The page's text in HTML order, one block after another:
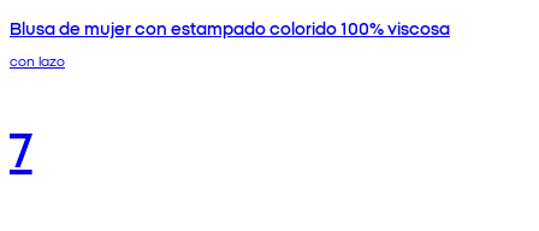
Blusa de mujer con estampado colorido 100% viscosa
con lazo
7